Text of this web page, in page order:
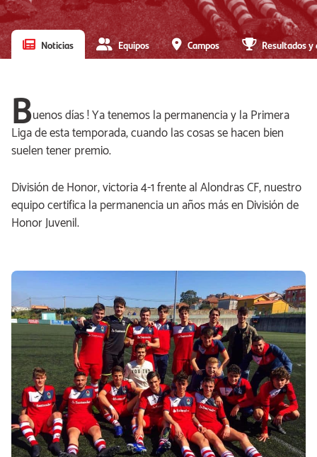
Noticias Equipos Campos Resultados y
Buenos días ! Ya tenemos la permanencia y la Primera
Liga de esta temporada, cuando las cosas se hacen bien
suelen tener premio.
División de Honor, victoria 4-1 frente al Alondras CF, nuestro
equipo certifica la permanencia un años más en División de
Honor Juvenil.